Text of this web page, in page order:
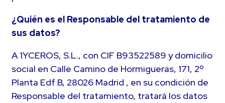
¿Quién es el Responsable del tratamiento de
sus datos?
A 1YCEROS, S.L., con CIF B93522589 y domicilio
social en Calle Camino de Hormigueras, 171, 2º
Planta Edf B, 28026 Madrid , en su condición de
Responsable del tratamiento, tratará los datos